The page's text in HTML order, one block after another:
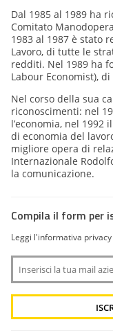
Dal 1985 al 1989 ha
Comitato
1983 al 1987 è stato
Lavoro, di tutte le
redditi. Nel 1989 ha
Labour Economist),
Nel corso della sua
riconoscimenti: nel
l’economia, nel
di economia del
migliore opera di
Internazionale
la comunicazione.
Compila il form per
Leggi l'informativa privacy